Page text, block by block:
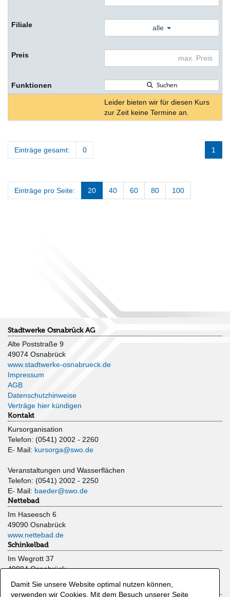
alle
Suchen
Leider bieten wir für diesen Kurs
zur Zeit keine Termine an.
1
Einträge gesamt: 0
Einträge pro Seite: 20 40 60 80 100
Stadtwerke Osnabrück AG
Alte Poststraße 9
49074 Osnabrück
www.stadtwerke-osnabrueck.de
Impressum
AGB
Datenschutzhinweise
Verträge hier kündigen
Kontakt
Kursorganisation
Telefon: (0541) 2002 - 2260
E- Mail: kursorga@swo.de
Veranstaltungen und Wasserflächen
Telefon: (0541) 2002 - 2250
E- Mail: baeder@swo.de
Nettebad
Im Haseesch 6
49090 Osnabrück
www.nettebad.de
Schinkelbad
Im Wegrott 37
49084 Osnabrück
Moskaubad
Damit Sie unsere Website optimal nutzen können,
verwenden wir Cookies. Mit dem Besuch unserer Seite